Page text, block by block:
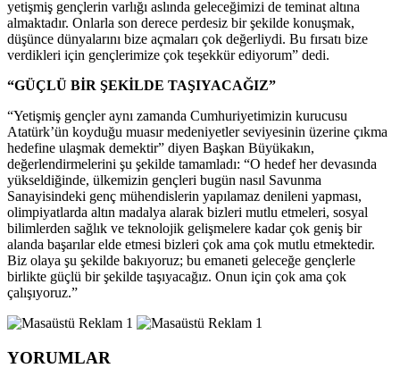
yetişmiş gençlerin varlığı aslında geleceğimizi de teminat altına
almaktadır. Onlarla son derece perdesiz bir şekilde konuşmak,
düşünce dünyalarını bize açmaları çok değerliydi. Bu fırsatı bize
verdikleri için gençlerimize çok teşekkür ediyorum” dedi.
“GÜÇLÜ BİR ŞEKİLDE TAŞIYACAĞIZ”
“Yetişmiş gençler aynı zamanda Cumhuriyetimizin kurucusu
Atatürk’ün koyduğu muasır medeniyetler seviyesinin üzerine çıkma
hedefine ulaşmak demektir” diyen Başkan Büyükakın,
değerlendirmelerini şu şekilde tamamladı: “O hedef her devasında
yükseldiğinde, ülkemizin gençleri bugün nasıl Savunma
Sanayisindeki genç mühendislerin yapılamaz denileni yapması,
olimpiyatlarda altın madalya alarak bizleri mutlu etmeleri, sosyal
bilimlerden sağlık ve teknolojik gelişmelere kadar çok geniş bir
alanda başarılar elde etmesi bizleri çok ama çok mutlu etmektedir.
Biz olaya şu şekilde bakıyoruz; bu emaneti geleceğe gençlerle
birlikte güçlü bir şekilde taşıyacağız. Onun için çok ama çok
çalışıyoruz.”
YORUMLAR